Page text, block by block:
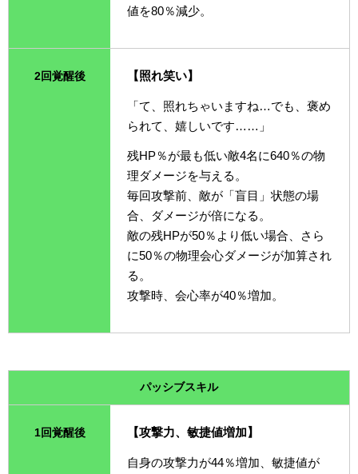
値を80％減少。
2回覚醒後 【照れ笑い】
「て、照れちゃいますね…でも、褒め
られて、嬉しいです……」
残HP％が最も低い敵4名に640％の物
理ダメージを与える。
毎回攻撃前、敵が「盲目」状態の場
合、ダメージが倍になる。
敵の残HPが50％より低い場合、さら
に50％の物理会心ダメージが加算され
る。
攻撃時、会心率が40％増加。
パッシブスキル
1回覚醒後 【攻撃力、敏捷値増加】
自身の攻撃力が44％増加、敏捷値が